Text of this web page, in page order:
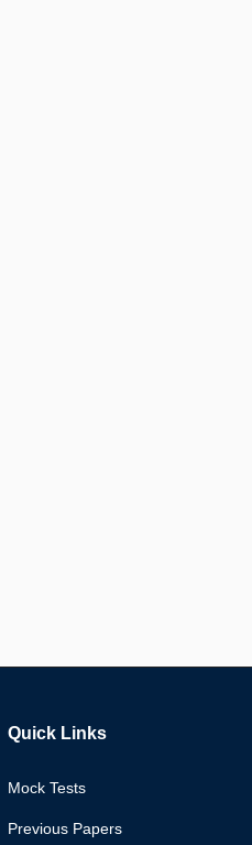
Quick Links
Mock Tests
Previous Papers